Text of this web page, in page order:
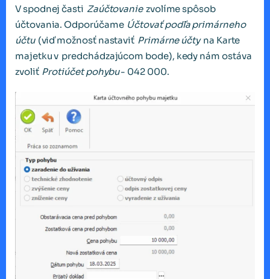
V spodnej časti Zaúčtovaniezvolíme spôsob
účtovania. Odporúčame Účtovať podľa primárneho
účtu (viď možnosť nastaviť Primárne účty na Karte
majetku v predchádzajúcom bode), kedy nám ostáva
zvoliť Protiúčet pohybu- 042 000.